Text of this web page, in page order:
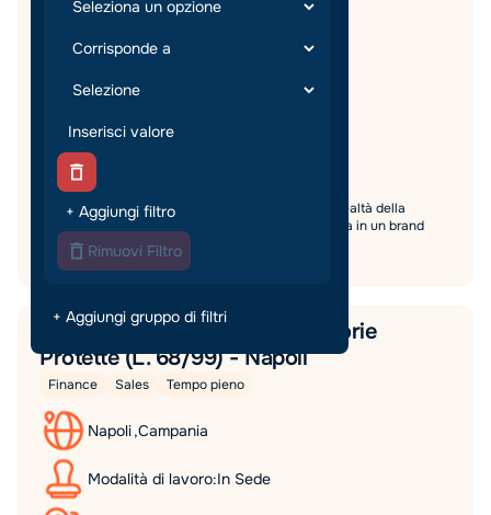
+ Aggiungi filtro
Rimuovi Filtro
+ Aggiungi gruppo di filtri
Modalità di lavoro:
€27000-30000
Data di pubblicazione:
Candidature aperte fino al:
Cerchiamo uno/a Store Manager per importante realtà della
ristorazione ad Alessandria. Opportunità di crescita in un brand
internazionale con bonus e premi di risultato.
Consulente del credito - Categorie
Protette (L. 68/99) - Napoli
Finance Sales Tempo pieno
Napoli,Campania
Modalità di lavoro:In Sede